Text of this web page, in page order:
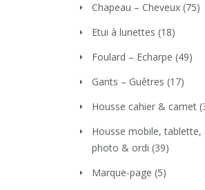
Chapeau – Cheveux (75)
Etui à lunettes (18)
Foulard – Echarpe (49)
Gants – Guêtres (17)
Housse cahier & carnet
Housse mobile, tablette,
photo & ordi (39)
Marque-page (5)